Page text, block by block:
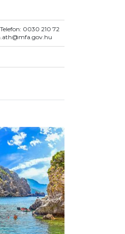
0030 210 72